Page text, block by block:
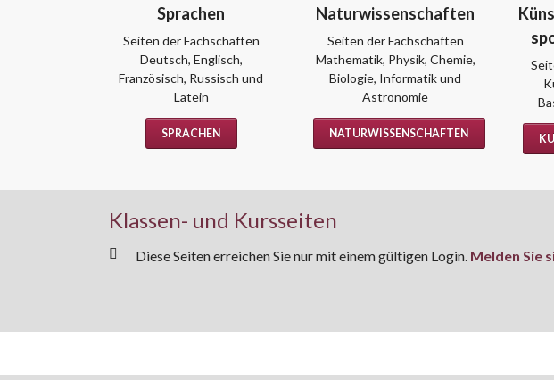
Biologie
Lernmethoden, Arbeit am PC und
Lernwerkstätten
Sprachen
Seiten der Fachschaften
Deutsch, Englisch,
Französisch, Russisch und
Latein
SPRACHEN
Naturwissenschaften
Seiten der Fachschaften
Mathematik, Physik, Chemie,
Biologie, Informatik und
Astronomie
NATURWISSENSCHAFTEN
Klassen- und Kursseiten
Diese Seiten erreichen Sie nur mit einem gültigen Login. Melden Sie